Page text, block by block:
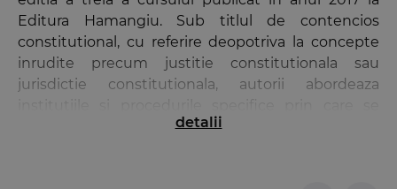
Editura Hamangiu. Sub titlul de contencios
constitutional, cu referire deopotriva la concepte
inrudite precum justitie constitutionala sau
jurisdictie constitutionala, autorii abordeaza
realizeaza, lato sensu, controlul de
detalii